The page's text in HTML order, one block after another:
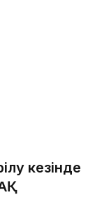
кезінде